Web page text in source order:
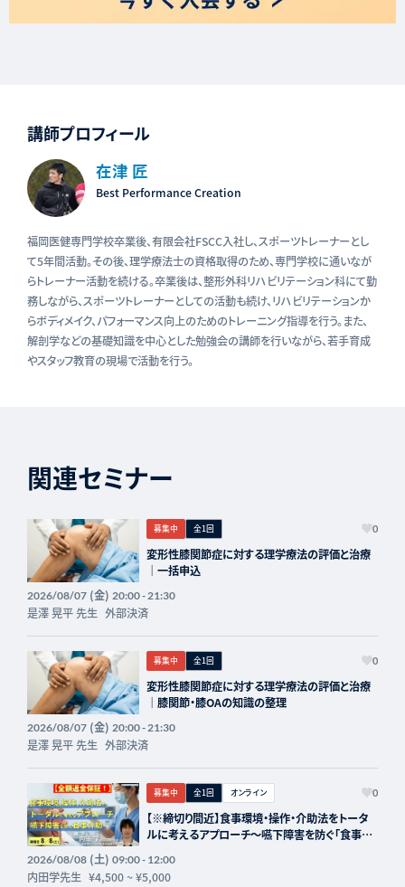
講師プロフィール
在津 匠
Best Performance Creation
福岡医健専門学校卒業後、有限会社FSCC入社し、スポーツトレーナーとし
て5年間活動。その後、理学療法士の資格取得のため、専門学校に通いなが
らトレーナー活動を続ける。卒業後は、整形外科リハビリテーション科にて勤
務しながら、スポーツトレーナーとしての活動も続け、リハビリテーションか
らボディメイク、パフォーマンス向上のためのトレーニング指導を行う。また、
解剖学などの基礎知識を中心とした勉強会の講師を行いながら、若手育成
やスタッフ教育の現場で活動を行う。
関連セミナー
募集中 全1回 0
変形性膝関節症に対する理学療法の評価と治療
｜一括申込
2026/08/07(金) 20:00 - 21:30
是澤 晃平 先生 外部決済
募集中 全1回 0
変形性膝関節症に対する理学療法の評価と治療
｜膝関節・膝OAの知識の整理
2026/08/07(金) 20:00 - 21:30
是澤 晃平 先生 外部決済
募集中 全1回 オンライン 0
【※締切り間近】食事環境・操作・介助法をトータ
ルに考えるアプローチ～嚥下障害を防ぐ「食事介
フォーライフ】
2026/08/08(土) 09:00 - 12:00
内田学先生 ¥4,500~¥5,000